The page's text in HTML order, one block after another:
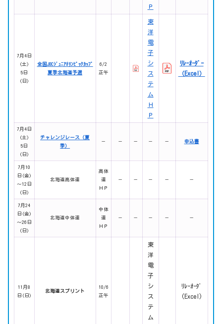
Ｐ
7月4日
(土)
5日
(日)
全国JOCｼﾞｭﾆｱｵﾘﾝﾋﾟｯｸｶｯﾌﾟ
夏季北海道予選
6/2
正午
東
洋
電
子
シ
ス
テ
ム
Ｈ
Ｐ
ﾘﾚｰｵｰﾀﾞｰ
（Excel）
7月4日
(土)
5日
(日)
チャレンジレース（夏
季）
－ － － － － 申込書
7月10
日(金)
～12日
(日)
北海道高体連
高体
連
ＨＰ
－ － － － －
7月24
日(金)
～26日
(日)
北海道中体連
中体
連
ＨＰ
－ － － － －
11月8
日(日)
北海道スプリント
10/6
正午
東
洋
電
子
シ
ス
テ
ム
ﾘﾚｰｵｰﾀﾞ
(Excel)